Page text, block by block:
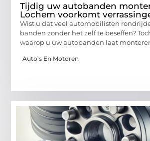
Tijdig uw autobanden
Lochem voorkomt
Wist u dat veel automobilisten
banden zonder het zelf te beseffen?
waarop u uw autobanden laat
Auto's En Motoren